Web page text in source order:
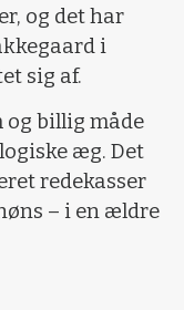
og det har
i
sig af.
og billig måde
æg. Det
redekasser
– i en ældre